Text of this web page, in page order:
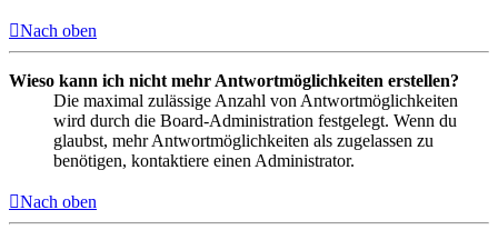
Nach oben
Wieso kann ich nicht mehr Antwortmöglichkeiten erstellen?
Die maximal zulässige Anzahl von Antwortmöglichkeiten
wird durch die Board-Administration festgelegt. Wenn du
glaubst, mehr Antwortmöglichkeiten als zugelassen zu
benötigen, kontaktiere einen Administrator.
Nach oben